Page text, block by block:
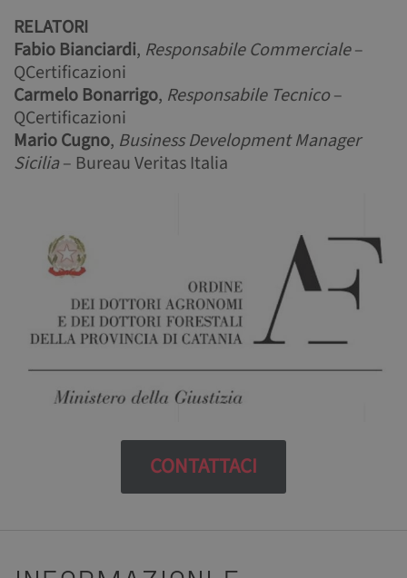
RELATORI
Fabio Bianciardi, Responsabile Commerciale–
QCertificazioni
Carmelo Bonarrigo, Responsabile Tecnico–
QCertificazioni
Mario Cugno, Business Development Manager
Sicilia– Bureau Veritas Italia
CONTATTACI